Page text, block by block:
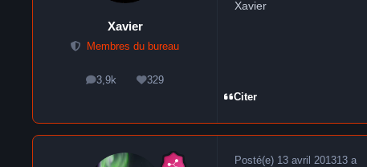
Xavier
Membres du bureau
3,9k
messages329
Réputation
Xavier
Citer
Posté(e) 13 avril 201313 a